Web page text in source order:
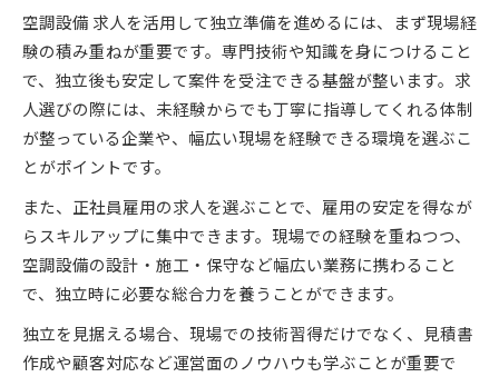
空調設備 求人を活用して独立準備を進めるには、まず現場経
験の積み重ねが重要です。専門技術や知識を身につけること
で、独立後も安定して案件を受注できる基盤が整います。求
人選びの際には、未経験からでも丁寧に指導してくれる体制
が整っている企業や、幅広い現場を経験できる環境を選ぶこ
とがポイントです。
また、正社員雇用の求人を選ぶことで、雇用の安定を得なが
らスキルアップに集中できます。現場での経験を重ねつつ、
空調設備の設計・施工・保守など幅広い業務に携わること
で、独立時に必要な総合力を養うことができます。
独立を見据える場合、現場での技術習得だけでなく、見積書
作成や顧客対応など運営面のノウハウも学ぶことが重要で